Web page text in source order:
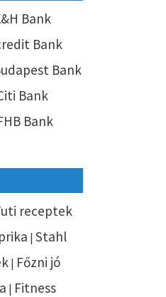
Bank
Bank
Bank
Bank
Bank
receptek
| Stahl
| Főzni jó
| Fitness